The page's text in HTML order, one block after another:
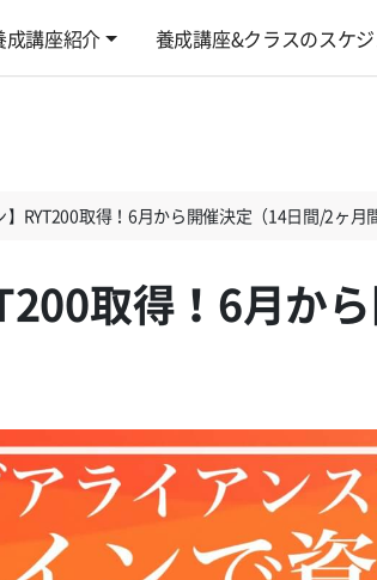
成講座紹介 養成講座&クラスのスケ
】RYT200取得！6月から開催決定（14日間/2ヶ月
取得！6月か